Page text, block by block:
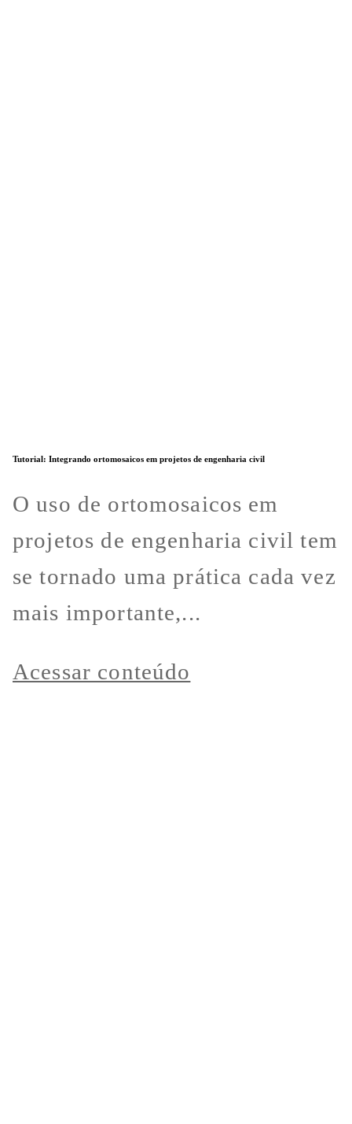
Tutorial: Integrando ortomosaicos em projetos de engenharia civil
O uso de ortomosaicos em
projetos de engenharia civil tem
se tornado uma prática cada vez
mais importante,...
Acessar conteúdo